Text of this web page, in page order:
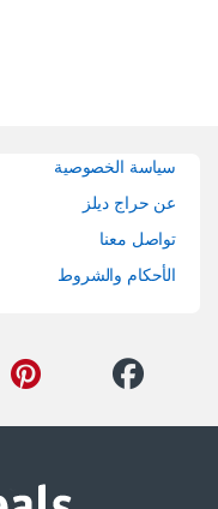
سياسة الخصوصية
عن حراج ديلز
تواصل معنا
الأحكام والشروط